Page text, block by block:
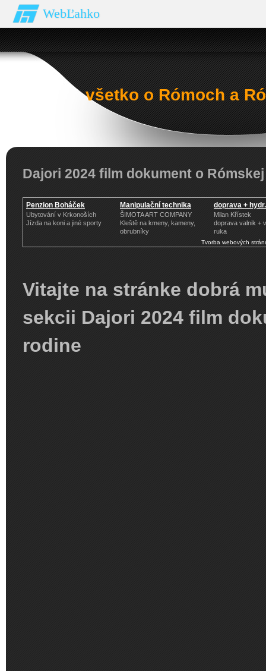
WebĽahko
všetko o Rómoch a
Dajori 2024 film dokument o
Penzion Boháček
Ubytování v Krkonoších
Jízda na koni a jiné sporty
Manipulační technika
ŠIMOTA ART COMPANY
Kleště na kmeny, kameny,
obrubníky
doprava +
Milan Křístek
doprava valnik +
ruka
Tvorba webových
Vitajte na stránke dobrá
sekcii Dajori 2024 film
rodine